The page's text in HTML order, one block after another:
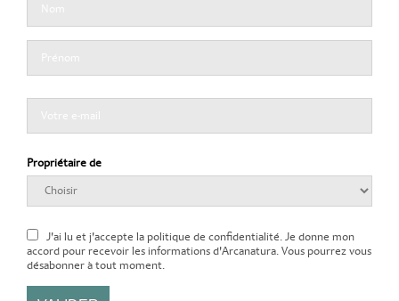
Propriétaire de
J'ai lu et j'accepte la politique de confidentialité. Je donne mon
accord pour recevoir les informations d'Arcanatura. Vous pourrez vous
désabonner à tout moment.